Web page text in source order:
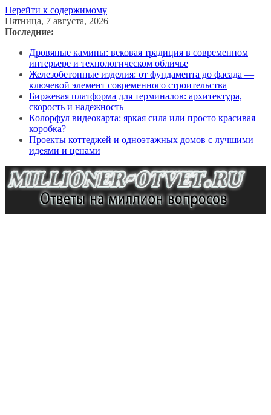
Перейти к содержимому
Пятница, 7 августа, 2026
Последние:
Дровяные камины: вековая традиция в современном
интерьере и технологическом обличье
Железобетонные изделия: от фундамента до фасада —
ключевой элемент современного строительства
Биржевая платформа для терминалов: архитектура,
скорость и надежность
Колорфул видеокарта: яркая сила или просто красивая
коробка?
Проекты коттеджей и одноэтажных домов с лучшими
идеями и ценами